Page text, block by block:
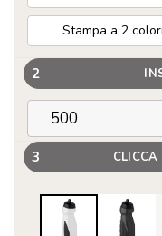
Stampa a 2 colori
2
3 CLICCA